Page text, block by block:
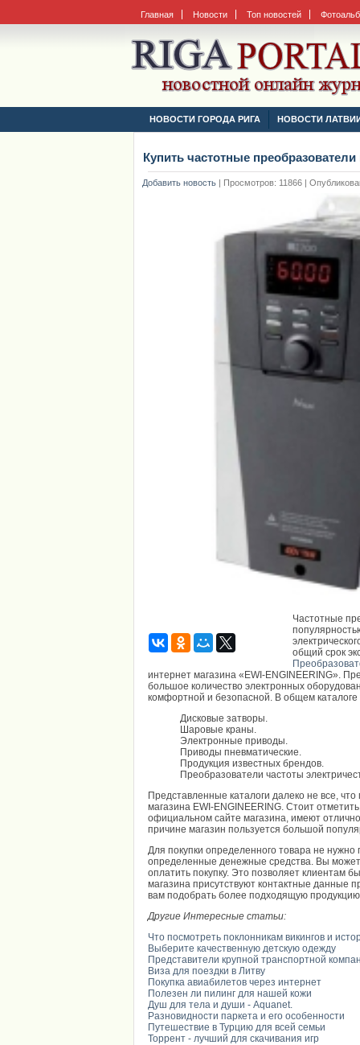
Главная Новости Топ новостей
НОВОСТИ ГОРОДА РИГА НОВОСТИ
Купить частотные
Добавить новость | Просмотров: 11866 |
Частотные
общий срок
интернет магазина «EWI-ENGINEERING».
большое количество электронных
комфортной и безопасной. В общем
Дисковые затворы.
Шаровые краны.
Электронные приводы.
Приводы пневматические.
Продукция известных брендов.
Преобразователи частоты
Представленные каталоги далеко не все,
магазина EWI-ENGINEERING. Стоит
официальном сайте магазина, имеют
причине магазин пользуется большой
Для покупки определенного товара не
определенные денежные средства. Вы
оплатить покупку. Это позволяет клиентам
магазина присутствуют контактные данные
вам подобрать более подходящую
Другие Интересные статьи:
Что посмотреть поклонникам викингов и
Выберите качественную детскую одежду
Представители крупной транспортной
Виза для поездки в Литву
Покупка авиабилетов через интернет
Полезен ли пилинг для нашей кожи
Душ для тела и души - Aquanet.
Разновидности паркета и его особенности
Путешествие в Турцию для всей семьи
Торрент - лучший для скачивания игр